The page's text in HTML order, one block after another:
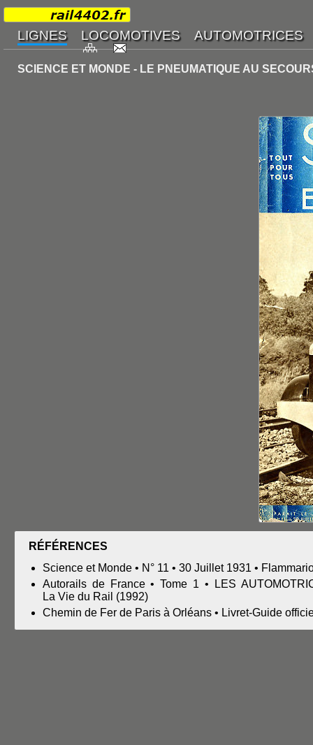
SCIENCE ET MONDE - LE PNEUMATIQUE AU
RÉFÉRENCES
Science et Monde • N° 11 • 30 Juillet 1931 •
Autorails de France • Tome 1 • LES
La Vie du Rail (1992)
Chemin de Fer de Paris à Orléans • Livret-Guide